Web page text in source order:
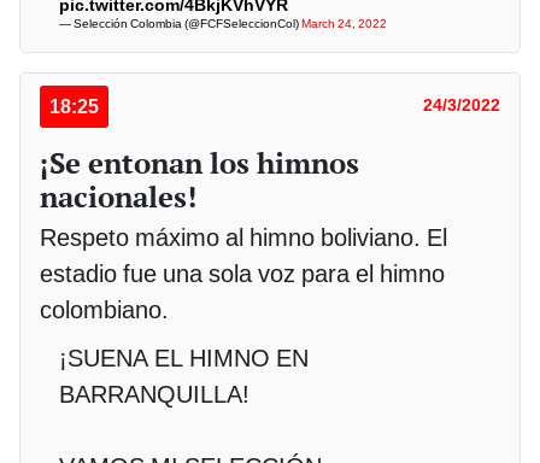
pic.twitter.com/4BkjKVhVYR
— Selección Colombia (@FCFSeleccionCol) March 24, 2022
18:25 24/3/2022
¡Se entonan los himnos
nacionales!
Respeto máximo al himno boliviano. El
estadio fue una sola voz para el himno
colombiano.
¡SUENA EL HIMNO EN
BARRANQUILLA!